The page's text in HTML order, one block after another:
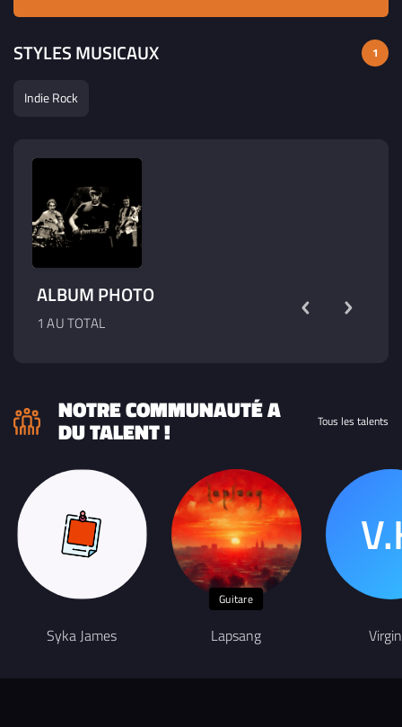
STYLES MUSICAUX 1
Indie Rock
ALBUM PHOTO
1 AU TOTAL
NOTRE COMMUNAUTÉ A
DU TALENT ! Tous les talents
Syka James
Guitare
Lapsang